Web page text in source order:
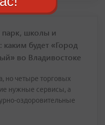
парк, школы и
каким будет «Город
во Владивостоке
но четыре торговых
нужные сервисы, а
оздоровительные